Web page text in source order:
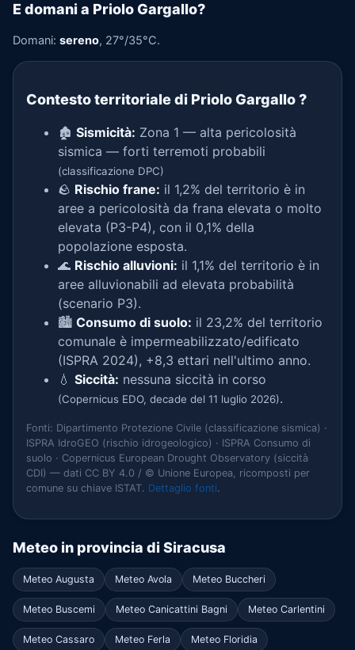
E domani a Priolo Gargallo?
Domani: sereno, 27°/35°C.
Contesto territoriale di Priolo Gargallo?
🏚️ Sismicità: Zona 1 — alta pericolosità
sismica — forti terremoti probabili
(classificazione DPC)
🪨 Rischio frane: il 1,2% del territorio è in
aree a pericolosità da frana elevata o molto
elevata (P3-P4), con il 0,1% della
popolazione esposta.
🌊 Rischio alluvioni: il 1,1% del territorio è in
aree alluvionabili ad elevata probabilità
(scenario P3).
🏙️ Consumo di suolo: il 23,2% del territorio
comunale è impermeabilizzato/edificato
(ISPRA 2024), +8,3 ettari nell'ultimo anno.
💧 Siccità: nessuna siccità in corso
(Copernicus EDO, decade del 11 luglio 2026).
Fonti: Dipartimento Protezione Civile (classificazione sismica) ·
ISPRA IdroGEO (rischio idrogeologico) · ISPRA Consumo di
suolo · Copernicus European Drought Observatory (siccità
CDI) — dati CC BY 4.0 / © Unione Europea, ricomposti per
comune su chiave ISTAT. Dettaglio fonti.
Meteo in provincia di Siracusa
Meteo Augusta Meteo Avola Meteo Buccheri
Meteo Buscemi Meteo Canicattini Bagni Meteo Carlentini
Meteo Cassaro Meteo Ferla Meteo Floridia